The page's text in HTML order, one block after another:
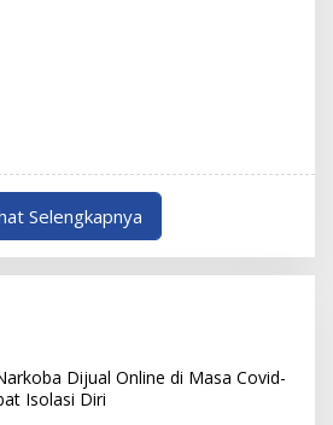
Selengkapnya
Dijual Online di Masa Covid-
Isolasi Diri